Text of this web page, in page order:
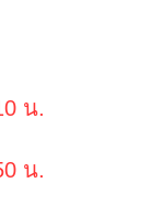
น.
น.